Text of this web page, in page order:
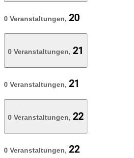
0 Veranstaltungen, 20
0 Veranstaltungen, 21
0 Veranstaltungen, 21
0 Veranstaltungen, 22
0 Veranstaltungen, 22